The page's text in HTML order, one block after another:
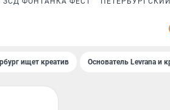
ищет креатив Основатель Levrana и